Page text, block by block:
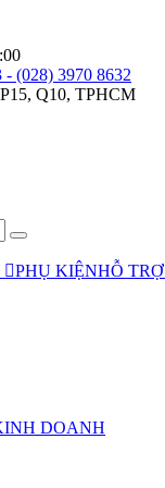
- (028) 3970 8632
Q10, TPHCM
PHỤ KIỆNHỖ TRỢ
DOANH